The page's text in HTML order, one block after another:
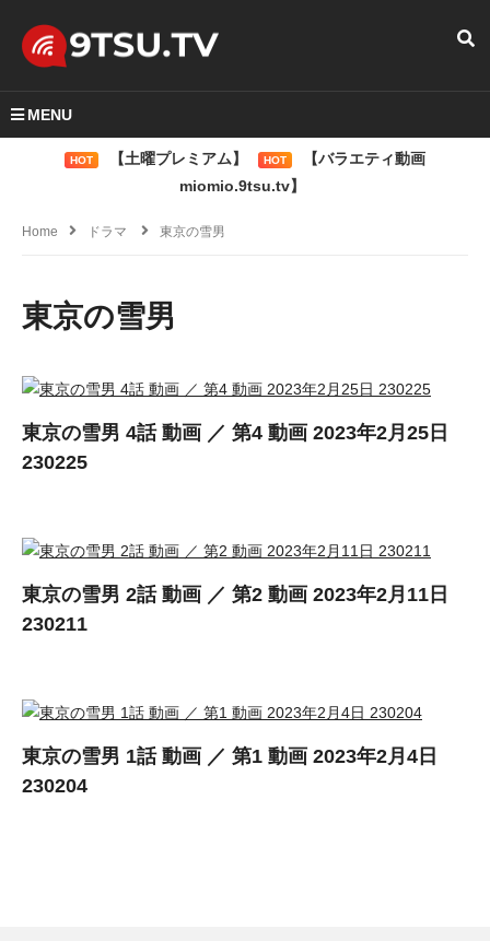
MENU
HOT 【土曜プレミアム】 HOT
【バラエティ動画
miomio.9tsu.tv】
Home ドラマ 東京の雪男
東京の雪男
東京の雪男 4話 動画 ／ 第4 動画 2023年2月25日
230225
東京の雪男 2話 動画 ／ 第2 動画 2023年2月11日
230211
東京の雪男 1話 動画 ／ 第1 動画 2023年2月4日
230204